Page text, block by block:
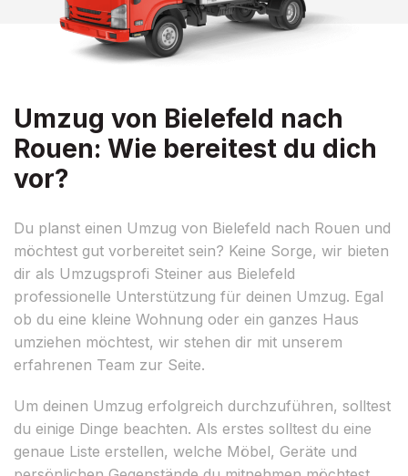
Umzug von Bielefeld nach
Rouen: Wie bereitest du dich
vor?
Du planst einen Umzug von Bielefeld nach Rouen und
möchtest gut vorbereitet sein? Keine Sorge, wir bieten
dir als Umzugsprofi Steiner aus Bielefeld
professionelle Unterstützung für deinen Umzug. Egal
ob du eine kleine Wohnung oder ein ganzes Haus
umziehen möchtest, wir stehen dir mit unserem
erfahrenen Team zur Seite.
Um deinen Umzug erfolgreich durchzuführen, solltest
du einige Dinge beachten. Als erstes solltest du eine
genaue Liste erstellen, welche Möbel, Geräte und